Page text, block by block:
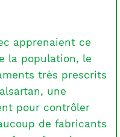
apprenaient ce
la population, le
très prescrits
une
pour contrôler
de fabricants